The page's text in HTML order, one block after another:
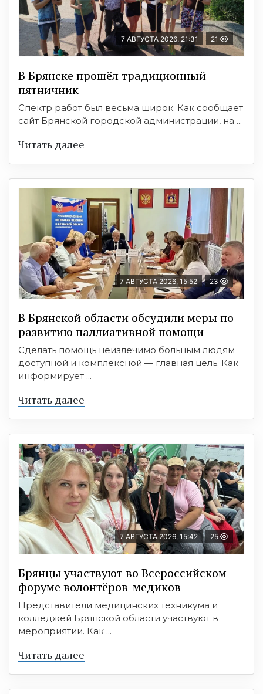
7 АВГУСТА 2026, 21:31 21
В Брянске прошёл традиционный
пятничник
Спектр работ был весьма широк. Как сообщает
сайт Брянской городской администрации, на ...
Читать далее
7 АВГУСТА 2026, 15:52 23
В Брянской области обсудили меры по
развитию паллиативной помощи
Сделать помощь неизлечимо больным людям
доступной и комплексной — главная цель. Как
информирует ...
Читать далее
7 АВГУСТА 2026, 15:42 25
Брянцы участвуют во Всероссийском
форуме волонтёров-медиков
Представители медицинских техникума и
колледжей Брянской области участвуют в
мероприятии. Как ...
Читать далее